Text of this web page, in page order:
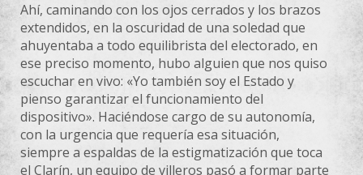
Ahí, caminando con los ojos cerrados y los brazos
extendidos, en la oscuridad de una soledad que
ahuyentaba a todo equilibrista del electorado, en
ese preciso momento, hubo alguien que nos quiso
escuchar en vivo: «Yo también soy el Estado y
pienso garantizar el funcionamiento del
dispositivo». Haciéndose cargo de su autonomía,
con la urgencia que requería esa situación,
siempre a espaldas de la estigmatización que toca
el Clarín, un equipo de villeros pasó a formar parte